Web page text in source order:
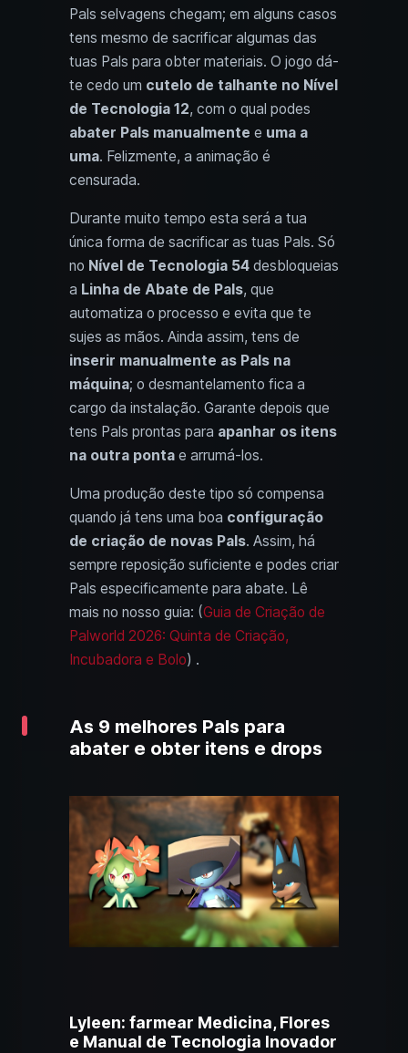
Pals selvagens chegam; em alguns casos
tens mesmo de sacrificar algumas das
tuas Pals para obter materiais. O jogo dá-
te cedo um cutelo de talhante no Nível
de Tecnologia 12, com o qual podes
abater Pals manualmente e uma a
uma. Felizmente, a animação é
censurada.
Durante muito tempo esta será a tua
única forma de sacrificar as tuas Pals. Só
no Nível de Tecnologia 54 desbloqueias
a Linha de Abate de Pals, que
automatiza o processo e evita que te
sujes as mãos. Ainda assim, tens de
inserir manualmente as Pals na
máquina; o desmantelamento fica a
cargo da instalação. Garante depois que
tens Pals prontas para apanhar os itens
na outra ponta e arrumá-los.
Uma produção deste tipo só compensa
quando já tens uma boa configuração
de criação de novas Pals. Assim, há
sempre reposição suficiente e podes criar
Pals especificamente para abate. Lê
mais no nosso guia: (Guia de Criação de
Palworld 2026: Quinta de Criação,
Incubadora e Bolo) .
As 9 melhores Pals para
abater e obter itens e drops
Lyleen: farmear Medicina, Flores
e Manual de Tecnologia Inovador